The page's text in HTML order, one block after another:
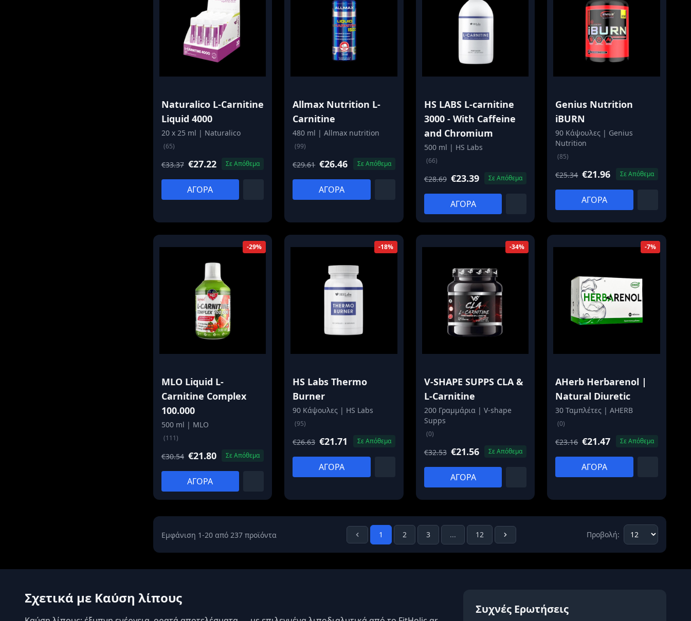
Naturalico L-Carnitine
Liquid 4000
20 x 25 ml | Naturalico
(65)
€33.37 €27.22 Σε Απόθεμα
ΑΓΟΡΑ
Allmax Nutrition L-
Carnitine
480 ml | Allmax nutrition
(99)
€29.61 €26.46 Σε Απόθεμα
ΑΓΟΡΑ
HS LABS L-carnitine
3000 - With Caffeine
and Chromium
500 ml | HS Labs
(66)
€28.69 €23.39 Σε Απόθεμα
ΑΓΟΡΑ
Genius Nutrition
iBURN
90 Κάψουλες | Genius
Nutrition
(85)
€25.34 €21.96 Σε Απόθεμα
ΑΓΟΡΑ
-29%
MLO Liquid L-
Carnitine Complex
100.000
500 ml | MLO
(111)
€30.54 €21.80 Σε Απόθεμα
ΑΓΟΡΑ
-18%
HS Labs Thermo
Burner
90 Κάψουλες | HS Labs
(95)
€26.63 €21.71 Σε Απόθεμα
ΑΓΟΡΑ
-34%
V-SHAPE SUPPS CLA &
L-Carnitine
200 Γραμμάρια | V-shape
Supps
(0)
€32.53 €21.56 Σε Απόθεμα
ΑΓΟΡΑ
-7%
AHerb Herbarenol |
Natural Diuretic
30 Ταμπλέτες | AHERB
(0)
€23.16 €21.47 Σε Απόθεμα
ΑΓΟΡΑ
Εμφάνιση 1-20 από 237 προϊόντα 1 2 3 ... 12 Προβολή:
Σχετικά με Καύση λίπους
Συχνές Ερωτήσεις